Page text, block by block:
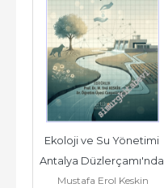
Ekoloji ve Su Yönetimi
Antalya Düzlerçamı'nda
Yırtıcı Memeliler Havza...
Mustafa Erol Keskin